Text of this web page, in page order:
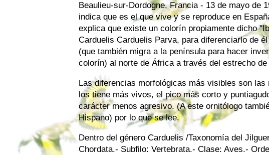
Beaulieu-sur-Dordogne, Francia - 13 de mayo de
indica que es el que vive y se reproduce en
explica que existe un colorín propiamente dicho
Carduelis Carduelis Parva, para diferenciarlo de
(que también migra a la península para hacer
colorín) al norte de África a través del estrecho de
Las diferencias morfológicas más visibles son
los tiene más vivos, el pico más corto y
carácter menos agresivo. (A este ornitólogo
Hispano) por lo que se lee.
Dentro del género Carduelis /Taxonomía del
Chordata.- Subfilo: Vertebrata.- Clase: Aves.-